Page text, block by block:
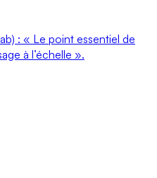
: « Le point essentiel de
à l’échelle ».